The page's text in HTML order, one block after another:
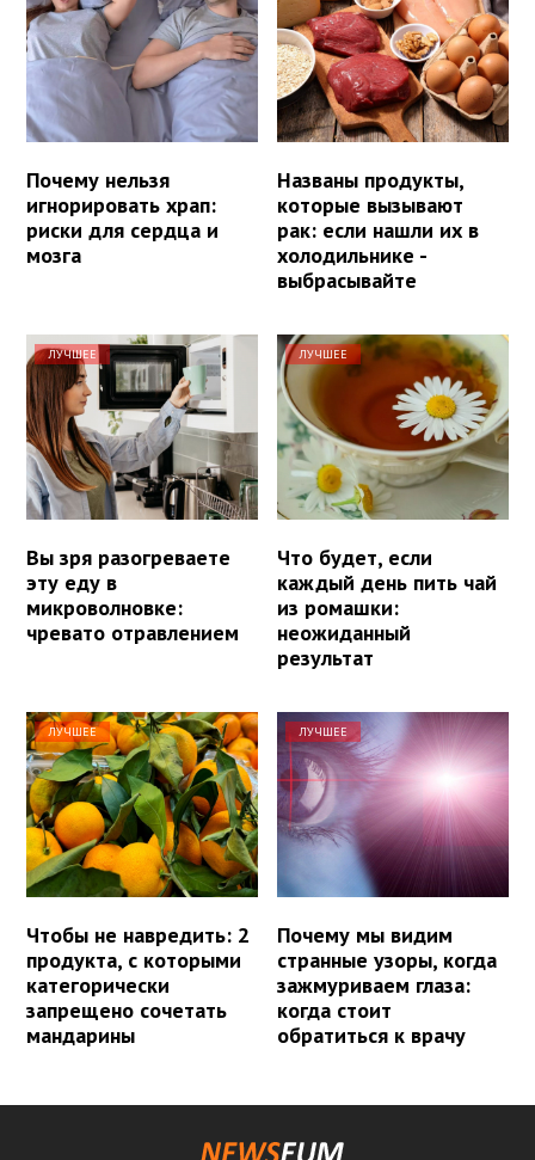
Почему нельзя
игнорировать храп:
риски для сердца и
мозга
Названы продукты,
которые вызывают
рак: если нашли их в
холодильнике -
выбрасывайте
ЛУЧШЕЕ
Вы зря разогреваете
эту еду в
микроволновке:
чревато отравлением
ЛУЧШЕЕ
Что будет, если
каждый день пить чай
из ромашки:
неожиданный
результат
ЛУЧШЕЕ
Чтобы не навредить: 2
продукта, с которыми
категорически
запрещено сочетать
мандарины
ЛУЧШЕЕ
Почему мы видим
странные узоры, когда
зажмуриваем глаза:
когда стоит
обратиться к врачу